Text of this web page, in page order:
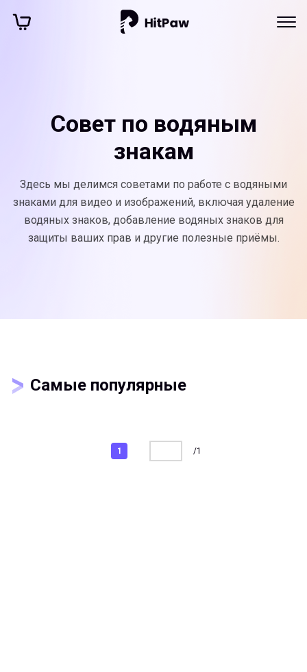
Совет по водяным
знакам
Здесь мы делимся советами по работе с водяными
знаками для видео и изображений, включая удаление
водяных знаков, добавление водяных знаков для
защиты ваших прав и другие полезные приёмы.
Самые популярные
1 /1